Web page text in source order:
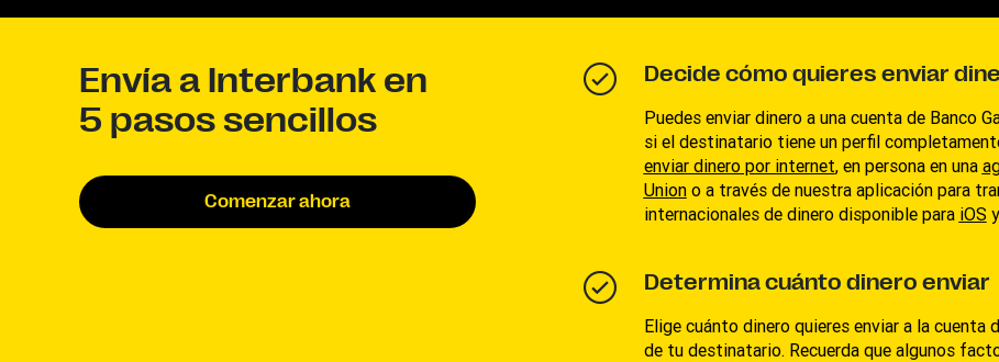
Envía a Interbank en
5 pasos sencillos
Comenzar ahora
Decide cómo quieres enviar
Puedes enviar dinero a una cuenta de Banco
si el destinatario tiene un perfil
enviar dinero por internet, en persona en una
Uniono a través de nuestra aplicación para
internacionales de dinero disponible para iOS y
Determina cuánto dinero enviar
Elige cuánto dinero quieres enviar a la cuenta
de tu destinatario. Recuerda que algunos